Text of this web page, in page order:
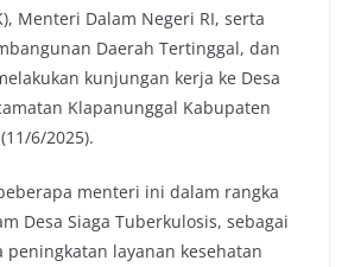
Menteri Dalam Negeri RI, serta
Daerah Tertinggal, dan
kunjungan kerja ke Desa
Klapanunggal Kabupaten
6/2025).
menteri ini dalam rangka
Desa Siaga Tuberkulosis, sebagai
peningkatan layanan kesehatan